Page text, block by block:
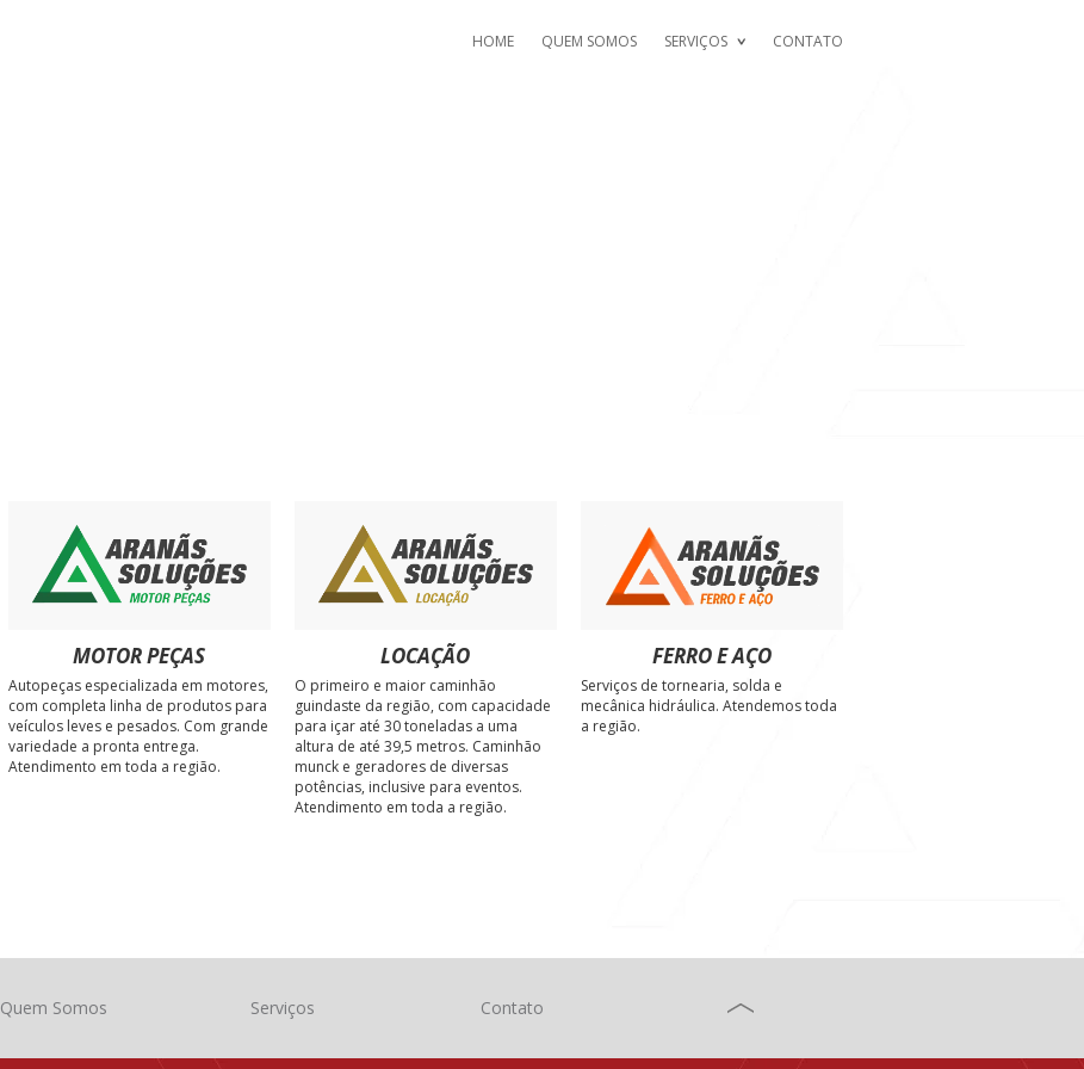
HOME QUEM SOMOS SERVIÇOS CONTATO
MOTOR PEÇAS
Autopeças especializada em motores,
com completa linha de produtos para
veículos leves e pesados. Com grande
variedade a pronta entrega.
Atendimento em toda a região.
LOCAÇÃO
O primeiro e maior caminhão
guindaste da região, com capacidade
para içar até 30 toneladas a uma
altura de até 39,5 metros. Caminhão
munck e geradores de diversas
potências, inclusive para eventos.
Atendimento em toda a região.
FERRO E AÇO
Serviços de tornearia, solda e
mecânica hidráulica. Atendemos toda
a região.
Quem Somos Serviços Contato